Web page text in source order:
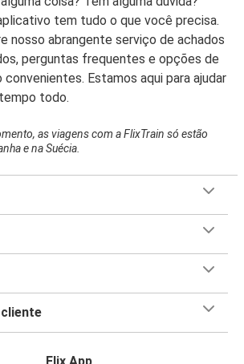
tem tudo o que você precisa.
nosso abrangente serviço de achados
perguntas frequentes e opções de
Estamos aqui para ajudar
todo.
as viagens com a FlixTrain só estão
e na Suécia.